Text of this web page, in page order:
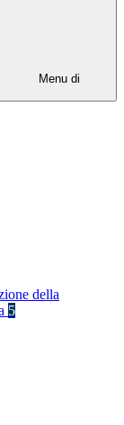
Menu di
della
5